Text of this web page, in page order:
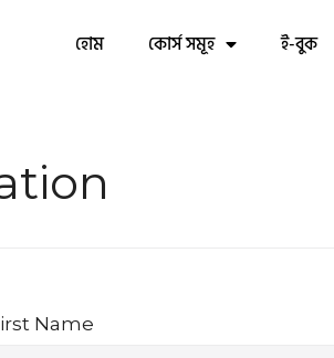
হোম কোর্স সমূহ ই-বুক
Name